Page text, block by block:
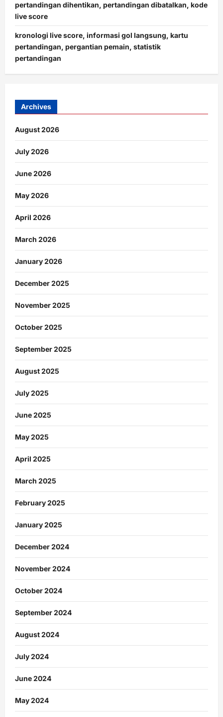
pertandingan dihentikan, pertandingan dibatalkan, kode
live score
kronologi live score, informasi gol langsung, kartu
pertandingan, pergantian pemain, statistik
pertandingan
Archives
August 2026
July 2026
June 2026
May 2026
April 2026
March 2026
January 2026
December 2025
November 2025
October 2025
September 2025
August 2025
July 2025
June 2025
May 2025
April 2025
March 2025
February 2025
January 2025
December 2024
November 2024
October 2024
September 2024
August 2024
July 2024
June 2024
May 2024